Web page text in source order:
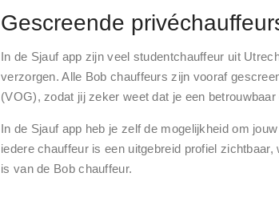
Gescreende
In de Sjauf app zijn veel studentchauffeur uit
verzorgen. Alle Bob chauffeurs zijn vooraf
(VOG), zodat jij zeker weet dat je een
In de Sjauf app heb je zelf de mogelijkheid om
iedere chauffeur is een uitgebreid profiel
is van de Bob chauffeur.